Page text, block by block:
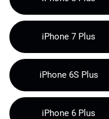
iPhone 7 Plus
iPhone 6S Plus
iPhone 6 Plus